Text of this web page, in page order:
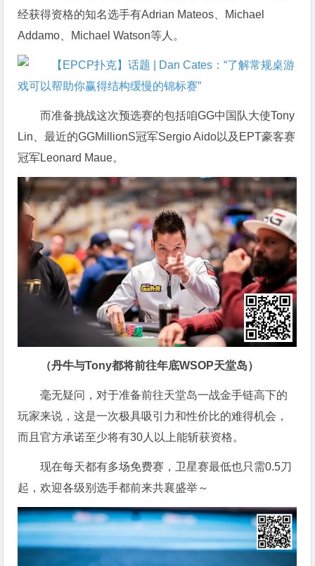
经获得资格的知名选手有Adrian Mateos、Michael
Addamo、Michael Watson等人。
而准备挑战这次预选赛的包括咱GG中国队大使Tony
Lin、最近的GGMillionS冠军Sergio Aido以及EPT豪客赛
冠军Leonard Maue。
（丹牛与Tony都将前往年底WSOP天堂岛）
毫无疑问，对于准备前往天堂岛一战金手链高下的
玩家来说，这是一次极具吸引力和性价比的难得机会，
而且官方承诺至少将有30人以上能斩获资格。
现在每天都有多场免费赛，卫星赛最低也只需0.5刀
起，欢迎各级别选手都前来共襄盛举～